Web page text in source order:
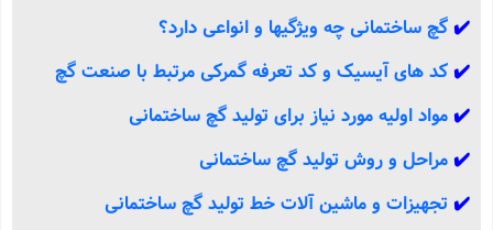
✔️گچ ساختمانی چه ویژگیها و انواعی دارد؟
✔️کد های آیسیک و کد تعرفه گمرکی مرتبط با صنعت گچ
✔️مواد اولیه مورد نیاز برای تولید گچ ساختمانی
✔️مراحل و روش تولید گچ ساختمانی
✔️تجهیزات و ماشین آلات خط تولید گچ ساختمانی